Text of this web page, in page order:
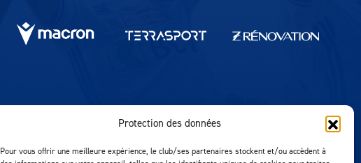
Protection des données
Pour vous offrir une meilleure expérience, le club/ses partenaires stockent et/ou accèdent à